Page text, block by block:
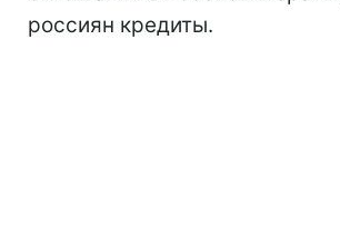
россиян кредиты.